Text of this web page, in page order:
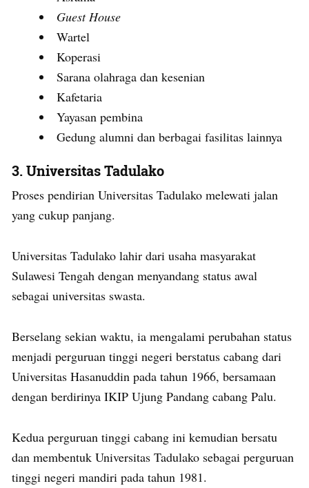
Guest House
Wartel
Koperasi
Sarana olahraga dan kesenian
Kafetaria
Yayasan pembina
Gedung alumni dan berbagai fasilitas lainnya
3.Universitas Tadulako
Proses pendirian Universitas Tadulako melewati jalan
yang cukup panjang.
Universitas Tadulako lahir dari usaha masyarakat
Sulawesi Tengah dengan menyandang status awal
sebagai universitas swasta.
Berselang sekian waktu, ia mengalami perubahan status
menjadi perguruan tinggi negeri berstatus cabang dari
Universitas Hasanuddin pada tahun 1966, bersamaan
dengan berdirinya IKIP Ujung Pandang cabang Palu.
Kedua perguruan tinggi cabang ini kemudian bersatu
dan membentuk Universitas Tadulako sebagai perguruan
tinggi negeri mandiri pada tahun 1981.